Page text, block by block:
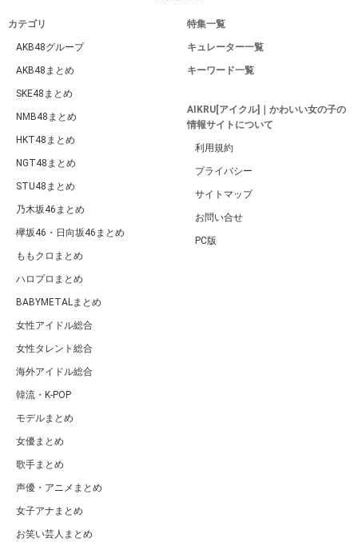
カテゴリ
AKB48グループ
AKB48まとめ
SKE48まとめ
NMB48まとめ
HKT48まとめ
NGT48まとめ
STU48まとめ
乃木坂46まとめ
欅坂46・日向坂46まとめ
ももクロまとめ
ハロプロまとめ
BABYMETALまとめ
女性アイドル総合
女性タレント総合
海外アイドル総合
韓流・K-POP
モデルまとめ
女優まとめ
歌手まとめ
声優・アニメまとめ
女子アナまとめ
お笑い芸人まとめ
特集一覧
キュレーター一覧
キーワード一覧
AIKRU[アイクル]｜かわいい女の子の
情報サイトについて
利用規約
プライバシー
サイトマップ
お問い合せ
PC版